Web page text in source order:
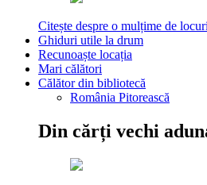
Citește despre o mulțime de
Ghiduri utile la drum
Recunoaște locația
Mari călători
Călător din bibliotecă
România Pitorească
Din cărți vechi